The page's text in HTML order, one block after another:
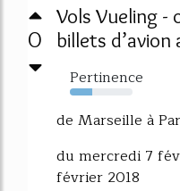
0
Vols Vueling -
billets d’avion
Pertinence
36%
de Marseille à
du mercredi 7
février 2018